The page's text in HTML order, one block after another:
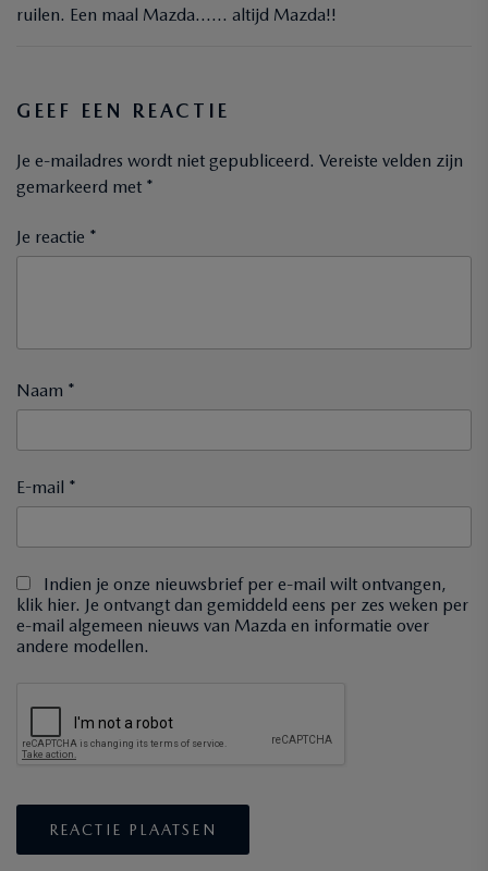
ruilen. Een maal Mazda…… altijd Mazda!!
GEEF EEN REACTIE
Je e-mailadres wordt niet gepubliceerd. Vereiste velden zijn
gemarkeerd met *
Je reactie *
Naam *
E-mail *
Indien je onze nieuwsbrief per e-mail wilt ontvangen,
klik hier. Je ontvangt dan gemiddeld eens per zes weken per
e-mail algemeen nieuws van Mazda en informatie over
andere modellen.